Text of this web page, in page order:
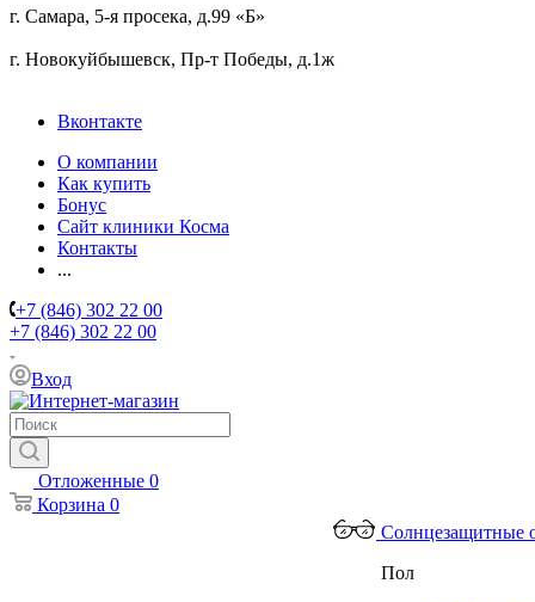
г. Самара, 5-я просека, д.99 «Б»
г. Новокуйбышевск, Пр-т Победы, д.1ж
Вконтакте
О компании
Как купить
Бонус
Сайт клиники Косма
Контакты
...
+7 (846) 302 22 00
+7 (846) 302 22 00
Вход
Отложенные 0
Корзина 0
Солнцезащитные
Пол